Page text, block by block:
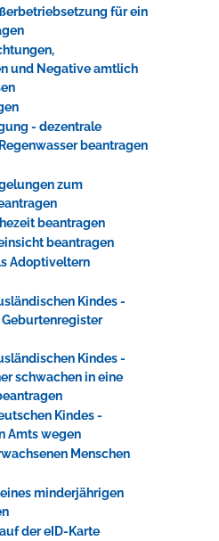
das rauschende Meer im
die pure Entspannung auf der
für ein
und Negative amtlich
- dezentrale
beantragen
zum
beantragen
beantragen
Adoptiveltern
Kindes -
Kindes -
schwachen in eine
Kindes -
Amts wegen
Menschen
minderjährigen
der eID-Karte